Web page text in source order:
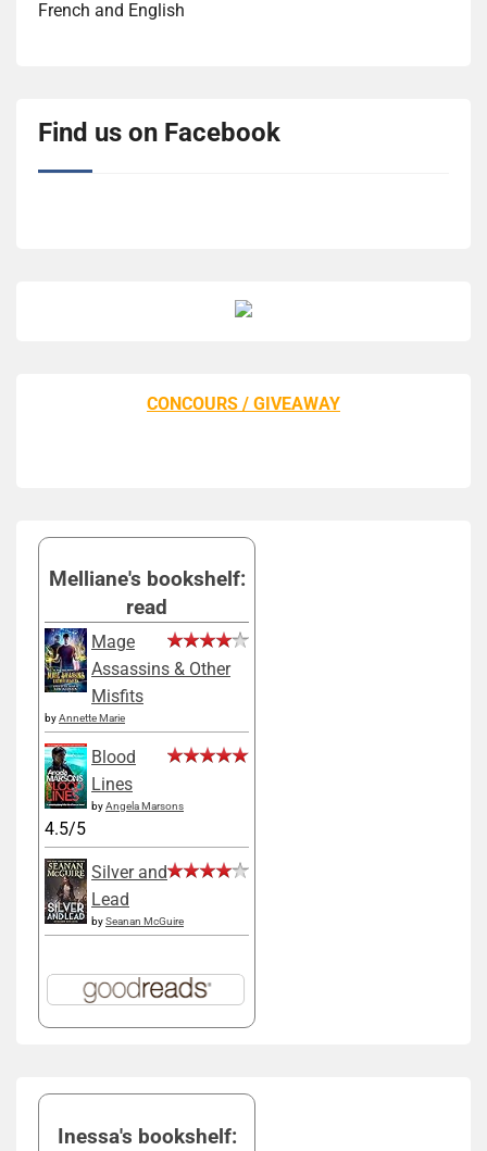
French and English
Find us on Facebook
CONCOURS / GIVEAWAY
Melliane's bookshelf:
read
Mage
Assassins & Other
Misfits
byAnnette Marie
Blood
Lines
byAngela Marsons
4.5/5
Silver and
Lead
bySeanan McGuire
Inessa's bookshelf: